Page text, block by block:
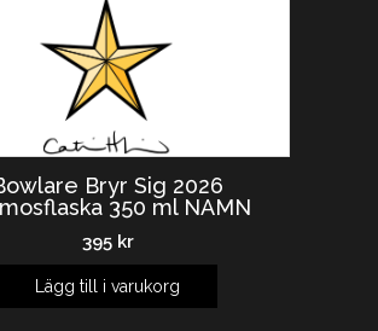
Bryr Sig 2026
350 ml NAMN
395 kr
Lägg till i varukorg